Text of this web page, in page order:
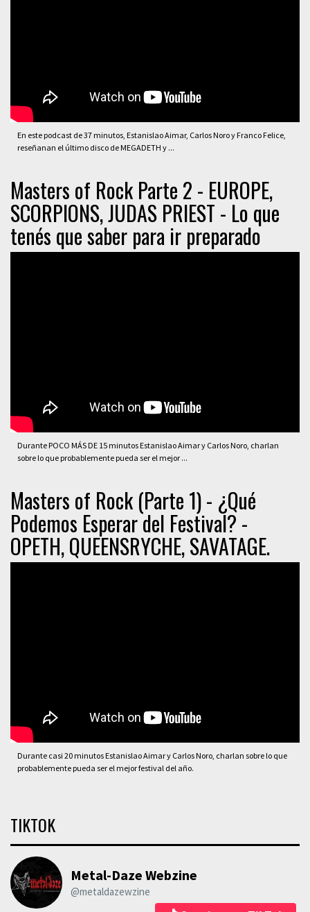
En este podcast de 37 minutos, Estanislao Aimar, Carlos Noro y Franco Felice,
reseñanan el último disco de MEGADETH y ...
Masters of Rock Parte 2 - EUROPE,
SCORPIONS, JUDAS PRIEST - Lo que
tenés que saber para ir preparado
Durante POCO MÁS DE 15 minutos Estanislao Aimar y Carlos Noro, charlan
sobre lo que probablemente pueda ser el mejor ...
Masters of Rock (Parte 1) - ¿Qué
Podemos Esperar del Festival? -
OPETH, QUEENSRYCHE, SAVATAGE.
Durante casi 20 minutos Estanislao Aimar y Carlos Noro, charlan sobre lo que
probablemente pueda ser el mejor festival del año.
TIKTOK
Metal-Daze Webzine
@metaldazewzine